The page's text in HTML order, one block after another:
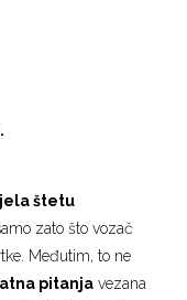
štetu
zato što vozač
Međutim, to ne
pitanja vezana